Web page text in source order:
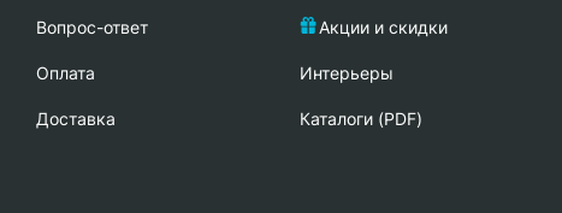
Вопрос-ответ
Oплата
Доставка
Акции и скидки
Интерьеры
Каталоги (PDF)